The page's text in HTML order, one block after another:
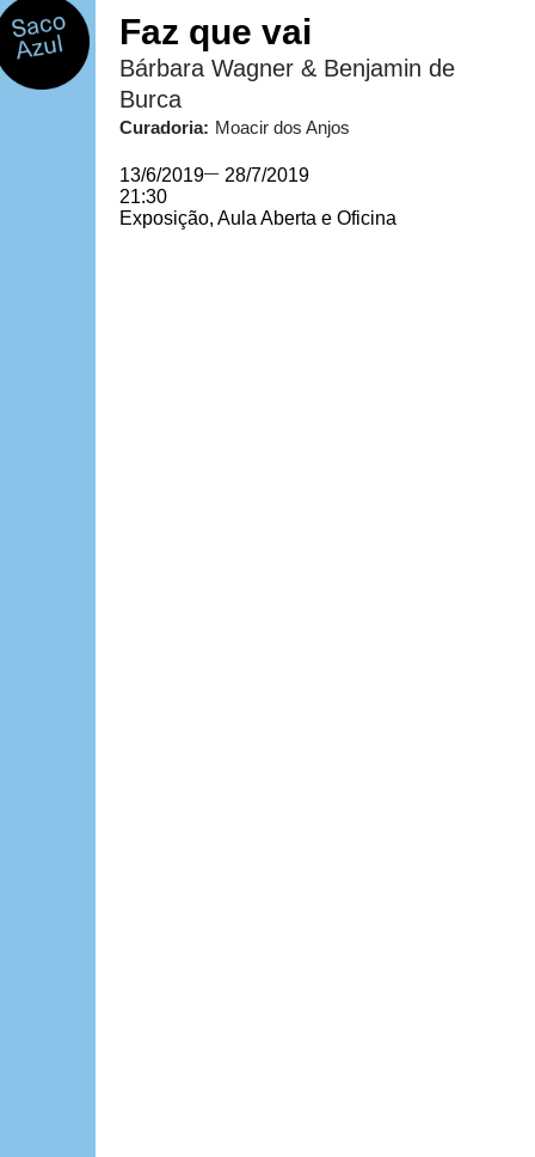
Faz que vai
Bárbara Wagner & Benjamin de
Burca
Curadoria: Moacir dos Anjos
13/6/2019— 28/7/2019
21:30
Exposição, Aula Aberta e Oficina